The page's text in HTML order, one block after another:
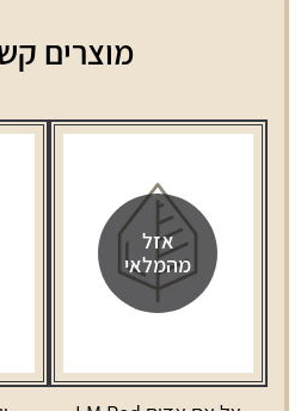
מוצרים
אזל
מהמלאי